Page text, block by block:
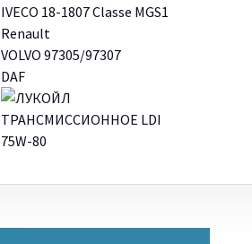
IVECO 18-1807 Classe MGS1
Renault
VOLVO 97305/97307
DAF